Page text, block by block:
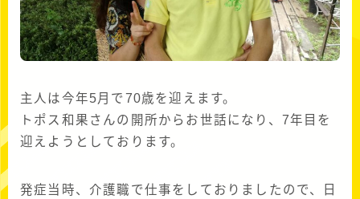
主人は今年5月で70歳を迎えます。
トポス和果さんの開所からお世話になり、7年目を
迎えようとしております。
発症当時、介護職で仕事をしておりましたので、日